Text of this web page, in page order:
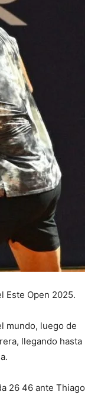
Este Open 2025.
mundo, luego de
llegando hasta
26 46 ante Thiago